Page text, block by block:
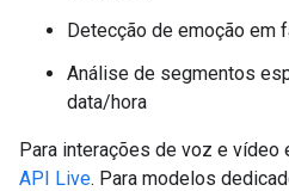
Detecção de emoção em
Análise de segmentos
data/hora
Para interações de voz e vídeo
API Live. Para modelos